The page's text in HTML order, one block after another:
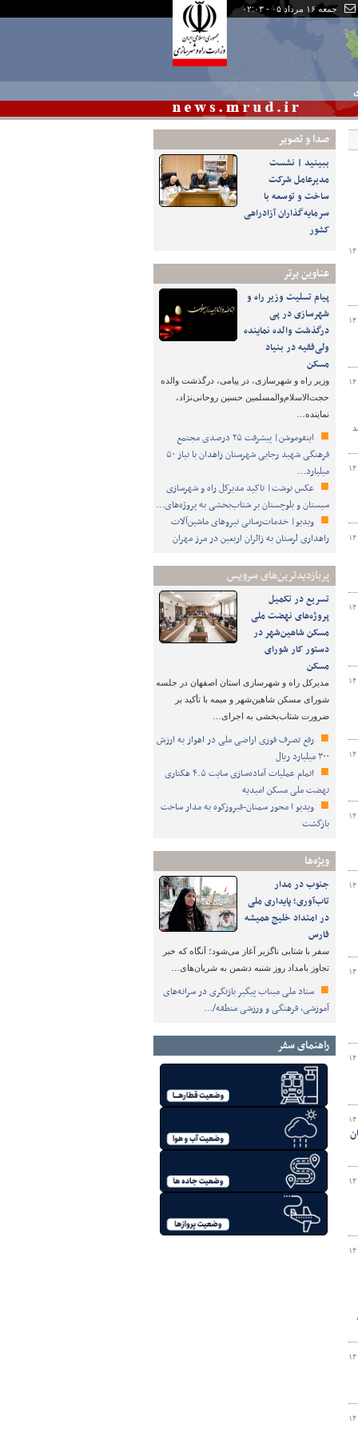
جمعه ۱۶ مرداد ۰۵ - ۰۲:۰۳
صدا و تصوير
ببینید | نشست
مدیرعامل شرکت
ساخت و توسعه با
سرمایه‌گذاران آزادراهی
کشور
عناوین برتر
پیام تسلیت وزیر راه و
شهرسازی در پی
درگذشت والده نماینده
ولی‌فقیه در بنیاد
مسکن
وزیر راه و شهرسازی، در پیامی، درگذشت والده
حجت‌الاسلام‌والمسلمین حسین روحانی‌نژاد،
نماینده…
اینفوموشن| پیشرفت ۲۵ درصدی مجتمع
فرهنگی شهید رجایی شهرستان زاهدان با نیاز ۵۰
میلیارد…
عکس نوشت| تاکید مدیرکل راه و شهرسازی
سیستان و بلوچستان بر شتاب‌بخشی به پروژه‌های…
ویدیو| خدمات‌رسانی نیروهای ماشین‌آلات
راهداری لرستان به زائران اربعین در مرز مهران
پربازدیدترین‌های سرویس
تسریع در تکمیل
پروژه‌های نهضت ملی
مسکن شاهین‌شهر در
دستور کار شورای
مسکن
مدیرکل راه و شهرسازی استان اصفهان در جلسه
شورای مسکن شاهین‌شهر و میمه با تأکید بر
ضرورت شتاب‌بخشی به اجرای…
رفع تصرف فوری اراضی ملی در اهواز به ارزش
۳۰۰ میلیارد ریال
اتمام عملیات آماده‌سازی سایت ۴.۵ هکتاری
نهضت ملی مسکن امیدیه
ویدیو ا محور سمنان-فیروزکوه به مدار ساخت
بازگشت
ویژه‌ها
جنوب در مدار
تاب‌آوری؛ پایداری ملی
در امتداد خلیج همیشه
فارس
سفر با شتابی ناگزیر آغاز می‌شود؛ آنگاه که خبر
تجاوز بامداد روز شنبه دشمن به شریان‌های…
ستاد ملی میناب پیگیر بازنگری در سرانه‌های
آموزشی، فرهنگی و ورزشی منطقه/…
راهنمای سفر